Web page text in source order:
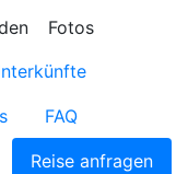
Fotos
FAQ
Reise anfragen